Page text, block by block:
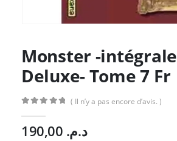
Monster -intégrale
Deluxe- Tome 7 Fr
( Il n’y a pas encore d’avis. )
د.م.